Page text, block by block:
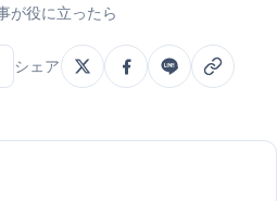
が役に立ったら
シェア